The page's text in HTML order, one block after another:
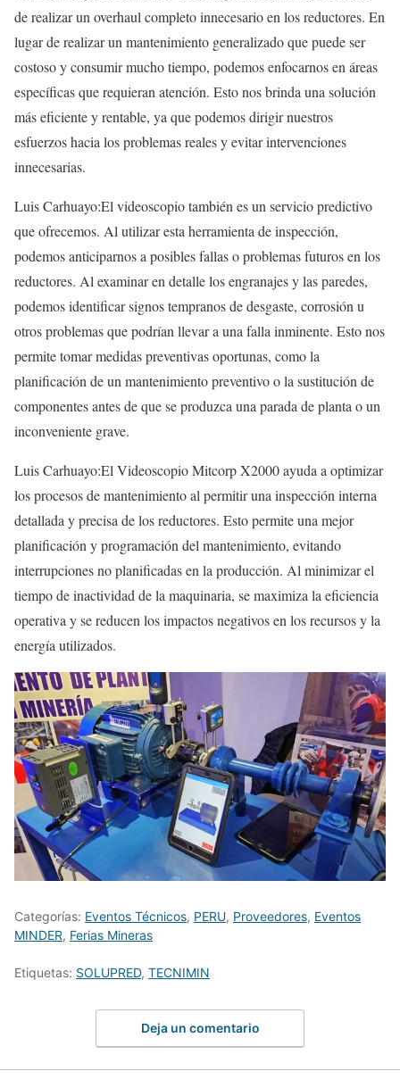
de realizar un overhaul completo innecesario en los reductores. En
lugar de realizar un mantenimiento generalizado que puede ser
costoso y consumir mucho tiempo, podemos enfocarnos en áreas
específicas que requieran atención. Esto nos brinda una solución
más eficiente y rentable, ya que podemos dirigir nuestros
esfuerzos hacia los problemas reales y evitar intervenciones
innecesarias.
Luis Carhuayo:El videoscopio también es un servicio predictivo
que ofrecemos. Al utilizar esta herramienta de inspección,
podemos anticiparnos a posibles fallas o problemas futuros en los
reductores. Al examinar en detalle los engranajes y las paredes,
podemos identificar signos tempranos de desgaste, corrosión u
otros problemas que podrían llevar a una falla inminente. Esto nos
permite tomar medidas preventivas oportunas, como la
planificación de un mantenimiento preventivo o la sustitución de
componentes antes de que se produzca una parada de planta o un
inconveniente grave.
Luis Carhuayo:El Videoscopio Mitcorp X2000 ayuda a optimizar
los procesos de mantenimiento al permitir una inspección interna
detallada y precisa de los reductores. Esto permite una mejor
planificación y programación del mantenimiento, evitando
interrupciones no planificadas en la producción. Al minimizar el
tiempo de inactividad de la maquinaria, se maximiza la eficiencia
operativa y se reducen los impactos negativos en los recursos y la
energía utilizados.
Categorías: Eventos Técnicos, PERU, Proveedores, Eventos
MINDER, Ferias Mineras
Etiquetas: SOLUPRED, TECNIMIN
Deja un comentario